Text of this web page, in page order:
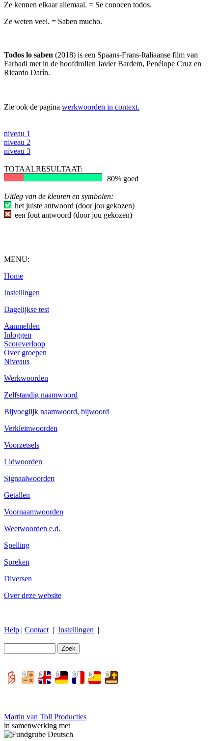
Ze kennen elkaar allemaal. = Se conocen todos.
Ze weten veel. = Saben mucho.
Todos lo saben (2018) is een Spaans-Frans-Italiaanse film van
Farhadi met in de hoofdrollen Javier Bardem, Penélope Cruz en
Ricardo Darín.
Zie ook de pagina werkwoorden in context.
niveau 1
niveau 2
niveau 3
TOTAALRESULTAAT:
80% goed
Uitleg van de kleuren en symbolen:
het juiste antwoord (door jou gekozen)
een fout antwoord (door jou gekozen)
MENU:
Home
Instellingen
Dagelijkse test
Aanmelden
Inloggen
Scoreverloop
Over groepen
Niveaus
Werkwoorden
Zelfstandig naamwoord
Bijvoeglijk naamwoord, bijwoord
Verkleinwoorden
Voorzetsels
Lidwoorden
Signaalwoorden
Getallen
Voornaamwoorden
Weetwoorden e.d.
Spelling
Spreken
Diversen
Over deze website
Help | Contact | Instellingen |
Martin van Toll Producties
in samenwerking met